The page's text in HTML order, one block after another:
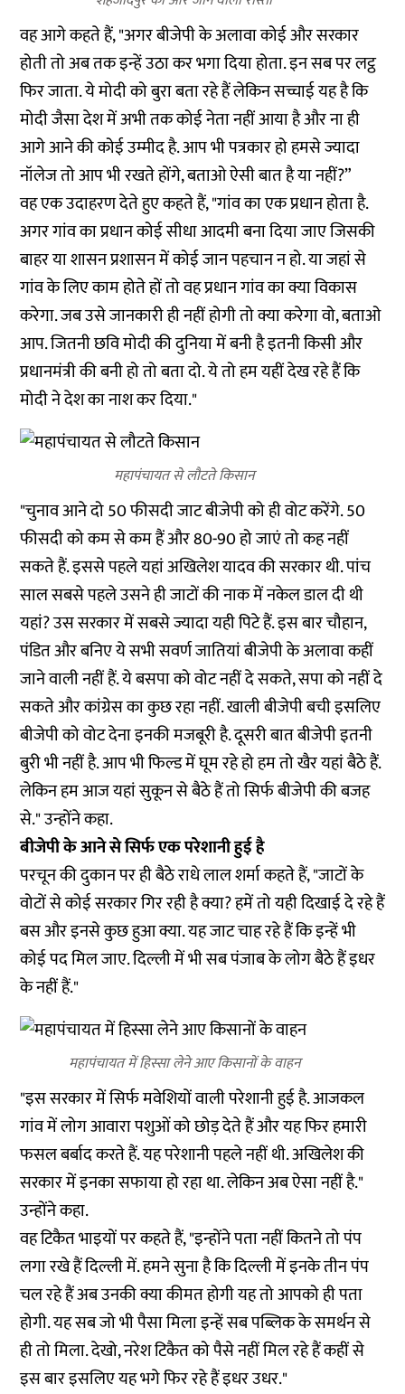
वह आगे कहते हैं, "अगर बीजेपी के अलावा कोई और सरकार
होती तो अब तक इन्हें उठा कर भगा दिया होता. इन सब पर लट्ठ
फिर जाता. ये मोदी को बुरा बता रहे हैं लेकिन सच्चाई यह है कि
मोदी जैसा देश में अभी तक कोई नेता नहीं आया है और ना ही
आगे आने की कोई उम्मीद है. आप भी पत्रकार हो हमसे ज्यादा
नॉलेज तो आप भी रखते होंगे, बताओ ऐसी बात है या नहीं?”
वह एक उदाहरण देते हुए कहते हैं, "गांव का एक प्रधान होता है.
अगर गांव का प्रधान कोई सीधा आदमी बना दिया जाए जिसकी
बाहर या शासन प्रशासन में कोई जान पहचान न हो. या जहां से
गांव के लिए काम होते हों तो वह प्रधान गांव का क्या विकास
करेगा. जब उसे जानकारी ही नहीं होगी तो क्या करेगा वो, बताओ
आप. जितनी छवि मोदी की दुनिया में बनी है इतनी किसी और
प्रधानमंत्री की बनी हो तो बता दो. ये तो हम यहीं देख रहे हैं कि
मोदी ने देश का नाश कर दिया."
महापंचायत से लौटते किसान
"चुनाव आने दो 50 फीसदी जाट बीजेपी को ही वोट करेंगे. 50
फीसदी को कम से कम हैं और 80-90 हो जाएं तो कह नहीं
सकते हैं. इससे पहले यहां अखिलेश यादव की सरकार थी. पांच
साल सबसे पहले उसने ही जाटों की नाक में नकेल डाल दी थी
यहां? उस सरकार में सबसे ज्यादा यही पिटे हैं. इस बार चौहान,
पंडित और बनिए ये सभी सवर्ण जातियां बीजेपी के अलावा कहीं
जाने वाली नहीं हैं. ये बसपा को वोट नहीं दे सकते, सपा को नहीं दे
सकते और कांग्रेस का कुछ रहा नहीं. खाली बीजेपी बची इसलिए
बीजेपी को वोट देना इनकी मजबूरी है. दूसरी बात बीजेपी इतनी
बुरी भी नहीं है. आप भी फिल्ड में घूम रहे हो हम तो खैर यहां बैठे हैं.
लेकिन हम आज यहां सुकून से बैठे हैं तो सिर्फ बीजेपी की बजह
से." उन्होंने कहा.
बीजेपी के आने से सिर्फ एक परेशानी हुई है
परचून की दुकान पर ही बैठे राधे लाल शर्मा कहते हैं, "जाटों के
वोटों से कोई सरकार गिर रही है क्या? हमें तो यही दिखाई दे रहे हैं
बस और इनसे कुछ हुआ क्या. यह जाट चाह रहे हैं कि इन्हें भी
कोई पद मिल जाए. दिल्ली में भी सब पंजाब के लोग बैठे हैं इधर
के नहीं हैं."
महापंचायत में हिस्सा लेने आए किसानों के वाहन
"इस सरकार में सिर्फ मवेशियों वाली परेशानी हुई है. आजकल
गांव में लोग आवारा पशुओं को छोड़ देते हैं और यह फिर हमारी
फसल बर्बाद करते हैं. यह परेशानी पहले नहीं थी. अखिलेश की
सरकार में इनका सफाया हो रहा था. लेकिन अब ऐसा नहीं है."
उन्होंने कहा.
वह टिकैत भाइयों पर कहते हैं, "इन्होंने पता नहीं कितने तो पंप
लगा रखे हैं दिल्ली में. हमने सुना है कि दिल्ली में इनके तीन पंप
चल रहे हैं अब उनकी क्या कीमत होगी यह तो आपको ही पता
होगी. यह सब जो भी पैसा मिला इन्हें सब पब्लिक के समर्थन से
ही तो मिला. देखो, नरेश टिकैत को पैसे नहीं मिल रहे हैं कहीं से
इस बार इसलिए यह भगे फिर रहे हैं इधर उधर."